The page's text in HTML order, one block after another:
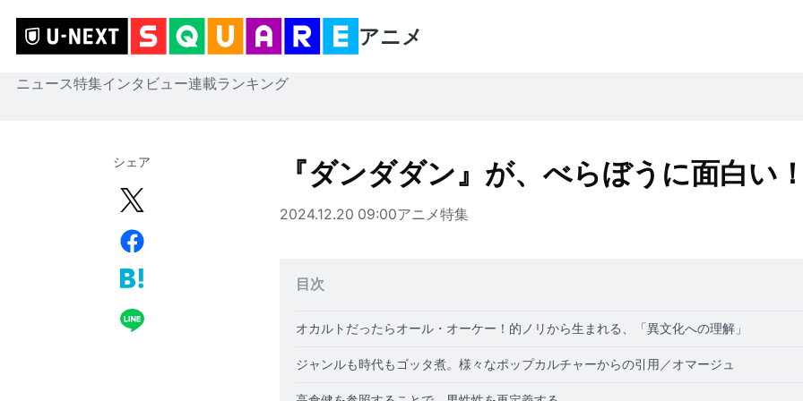
アニメ
ニュース特集インタビュー連載ランキング
シェア 『ダンダダン』が、べらぼうに面白い
2024.12.20 09:00アニメ特集
目次
オカルトだったらオール・オーケー！的ノリから生まれる、「異文化への理解」
ジャンルも時代もゴッタ煮。様々なポップカルチャーからの引用／オマージュ